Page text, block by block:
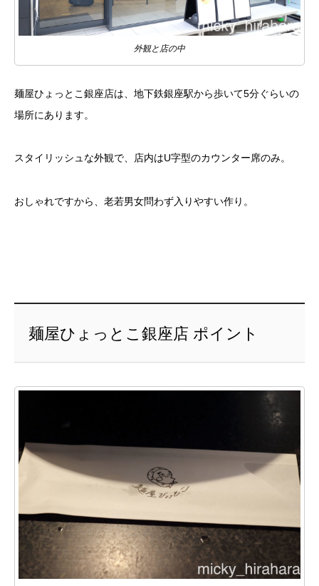
外観と店の中
麺屋ひょっとこ銀座店は、地下鉄銀座駅から歩いて5分ぐらいの
場所にあります。
スタイリッシュな外観で、店内はU字型のカウンター席のみ。
おしゃれですから、老若男女問わず入りやすい作り。
麺屋ひょっとこ銀座店 ポイント